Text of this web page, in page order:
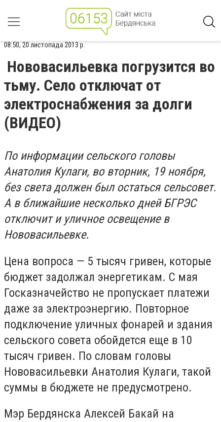
08:50, 20 листопада 2013 р.
Нововасильевка погрузится во
тьму. Село отключат от
электроснабжения за долги
(ВИДЕО)
По информации сельского головы
Анатолия Кулаги, во вторник, 19 ноября,
без света должен был остаться сельсовет.
А в ближайшие несколько дней БГРЭС
отключит и уличное освещение в
Нововасильевке.
Цена вопроса — 5 тысяч гривен, которые
бюджет задолжал энергетикам. С мая
Госказначейство не пропускает платежи
даже за электроэнергию. Повторное
подключение уличных фонарей и здания
сельского совета обойдется еще в 10
тысяч гривен. По словам головы
Нововасильевки Анатолия Кулаги, такой
суммы в бюджете не предусмотрено.
Мэр Бердянска Алексей Бакай на